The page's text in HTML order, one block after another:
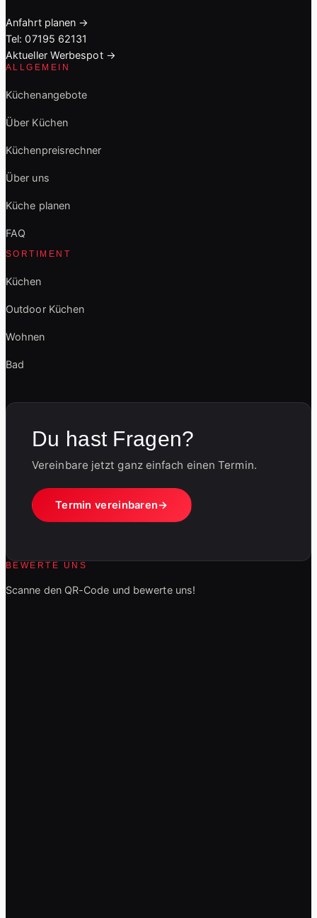
Anfahrt planen →
Tel: 07195 62131
Aktueller Werbespot →
ALLGEMEIN
Küchenangebote
Über Küchen
Küchenpreisrechner
Über uns
Küche planen
FAQ
SORTIMENT
Küchen
Outdoor Küchen
Wohnen
Bad
Du hast Fragen?
Vereinbare jetzt ganz einfach einen Termin.
Termin vereinbaren
BEWERTE UNS
Scanne den QR-Code und bewerte uns!